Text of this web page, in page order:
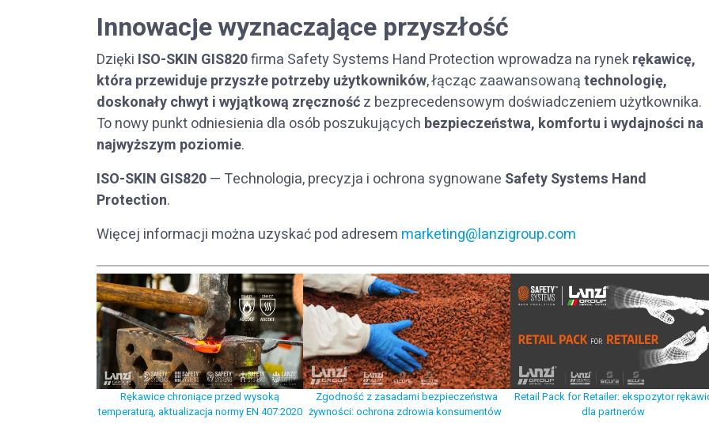
Innowacje wyznaczające przyszłość
Dzięki ISO-SKIN GIS820firma Safety Systems Hand Protection wprowadza na rynekrękawicę,
która przewiduje przyszłe potrzeby użytkowników, łącząc zaawansowanątechnologię,
doskonały chwyt i wyjątkową zręcznośćz bezprecedensowym doświadczeniem użytkownika.
To nowy punkt odniesienia dla osób poszukujących bezpieczeństwa, komfortu i wydajności na
najwyższym poziomie.
ISO-SKIN GIS820— Technologia, precyzja i ochrona sygnowane Safety Systems Hand
Protection.
Więcej informacji można uzyskać pod adresem marketing@lanzigroup.com
Rękawice chroniące przed wysoką
temperaturą, aktualizacja normy EN 407:2020
Zgodność z zasadami bezpieczeństwa
żywności: ochrona zdrowia konsumentów
Retail Pack for Retailer: ekspozytor
dla partnerów